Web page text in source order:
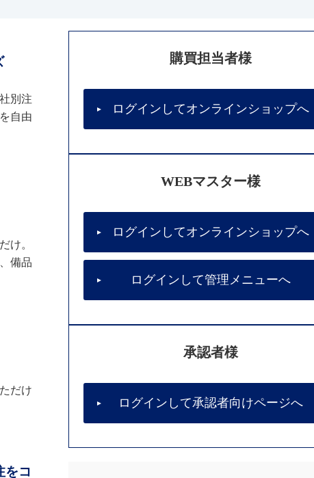
別注
自由
け。
備品
だけ
をコ
購買担当者様
ログインしてオンラインショップへ
WEBマスター様
ログインしてオンラインショップへ
ログインして管理メニューへ
承認者様
ログインして承認者向けページへ